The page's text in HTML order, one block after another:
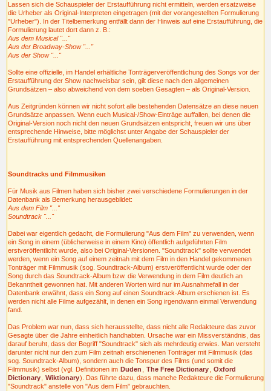
Lassen sich die Schauspieler der Erstaufführung nicht ermitteln, werden ersatzweise
die Urheber als Original-Interpreten eingetragen (mit der vorangestellten Formulierung
"Urheber"). In der Titelbemerkung entfällt dann der Hinweis auf eine Erstaufführung, die
Formulierung lautet dort dann z. B.:
Aus dem Musical "..."
Aus der Broadway-Show "..."
Aus der Show "..."
Sollte eine offizielle, im Handel erhältliche Tonträgerveröffentlichung des Songs vor der
Erstaufführung der Show nachweisbar sein, gilt diese nach den allgemeinen
Grundsätzen – also abweichend von dem soeben Gesagten – als Original-Version.
Aus Zeitgründen können wir nicht sofort alle bestehenden Datensätze an diese neuen
Grundsätze anpassen. Wenn euch Musical-/Show-Einträge auffallen, bei denen die
Original-Version noch nicht den neuen Grundsätzen entspricht, freuen wir uns über
entsprechende Hinweise, bitte möglichst unter Angabe der Schauspieler der
Erstaufführung mit entsprechenden Quellenangaben.
Soundtracks und Filmmusiken
Für Musik aus Filmen haben sich bisher zwei verschiedene Formulierungen in der
Datenbank als Bemerkung herausgebildet:
Aus dem Film "..."
Soundtrack "..."
Dabei war eigentlich gedacht, die Formulierung "Aus dem Film" zu verwenden, wenn
ein Song in einem (üblicherweise in einem Kino) öffentlich aufgeführten Film
erstveröffentlicht wurde, also bei Original-Versionen. "Soundtrack" sollte verwendet
werden, wenn ein Song auf einem zeitnah mit dem Film in den Handel gekommenen
Tonträger mit Filmmusik (sog. Soundtrack-Album) erstveröffentlicht wurde oder der
Song durch das Soundtrack-Album bzw. die Verwendung in dem Film deutlich an
Bekanntheit gewonnen hat. Mit anderen Worten wird nur im Ausnahmefall in der
Datenbank erwähnt, dass ein Song auf einen Soundtrack-Album erschienen ist. Es
werden nicht alle Filme aufgezählt, in denen ein Song irgendwann einmal Verwendung
fand.
Das Problem war nun, dass sich herausstellte, dass nicht alle Redakteure das zuvor
Gesagte über die Jahre einheitlich handhabten. Ursache war ein Missverständnis, das
darauf beruht, dass der Begriff "Soundtrack" sich als mehrdeutig erwies. Man versteht
darunter nicht nur den zum Film zeitnah erschienenen Tonträger mit Filmmusik (das
sog. Soundtrack-Album), sondern auch die Tonspur des Films (und somit die
Filmmusik) selbst (vgl. Definitionen im Duden The Free Dictionary
Oxford
Dictionary
Wiktionary). Das führte dazu, dass manche Redakteure die Formulierung
"Soundtrack" anstelle von "Aus dem Film" gebrauchten.